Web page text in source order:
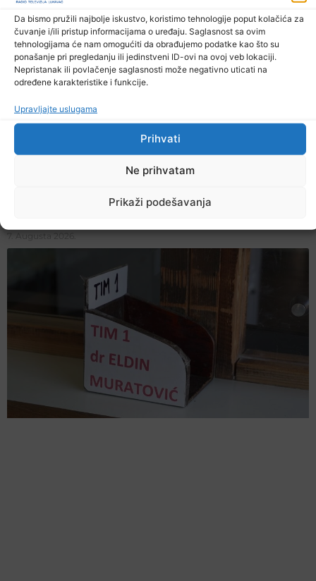
Da bismo pružili najbolje iskustvo, koristimo tehnologije poput kolačića za
čuvanje i/ili pristup informacijama o uređaju. Saglasnost sa ovim
tehnologijama će nam omogućiti da obrađujemo podatke kao što su
ponašanje pri pregledanju ili jedinstveni ID-ovi na ovoj veb lokaciji.
Nepristanak ili povlačenje saglasnosti može negativno uticati na
određene karakteristike i funkcije.
Upravljajte uslugama
Prihvati
Ne prihvatam
Prikaži podešavanja
7. Augusta 2026.